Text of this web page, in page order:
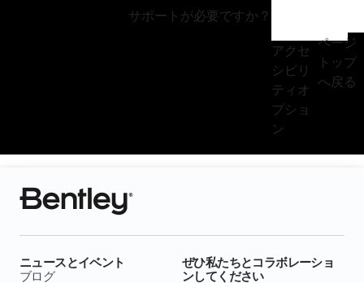
サポートが必要ですか？
アクセ
シビリ
ティオ
プショ
ン
ページ
トップ
へ戻る
ニュースとイベント
ブログ
ぜひ私たちとコラボレーショ
ンしてください